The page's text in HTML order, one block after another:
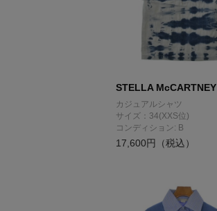
STELLA McCARTNEY
カジュアルシャツ
サイズ：34(XXS位)
コンディション: B
17,600円（税込）